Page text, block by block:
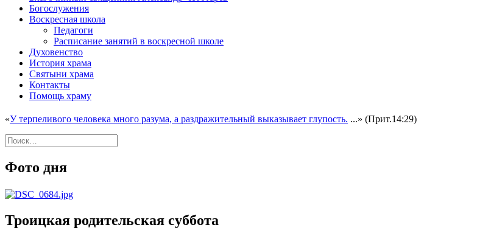
Богослужения
Воскресная школа
Педагоги
Расписание занятий в воскресной школе
Духовенство
История храма
Святыни храма
Контакты
Помощь храму
«У терпеливого человека много разума, а раздражительный выказывает глупость. ...» (Прит.14:29)
Найти:
Фото дня
Троицкая родительская суббота